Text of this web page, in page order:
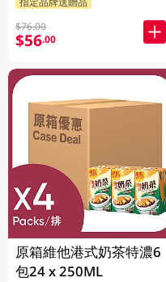
$76.00
$56.00
原箱維他港式奶茶特濃6
包24 x 250ML